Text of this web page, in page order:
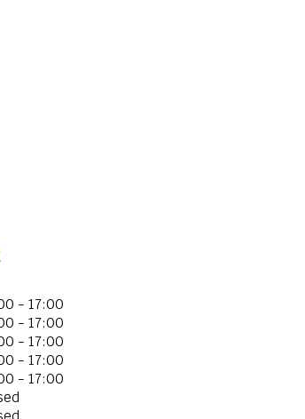
- 17:00
- 17:00
- 17:00
- 17:00
- 17:00